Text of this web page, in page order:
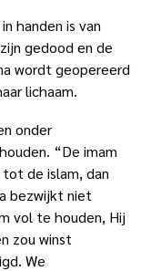
handen is van
gedood en de
wordt geopereerd
lichaam.
onder
“De imam
de islam, dan
bezwijkt niet
vol te houden, Hij
zou winst
We